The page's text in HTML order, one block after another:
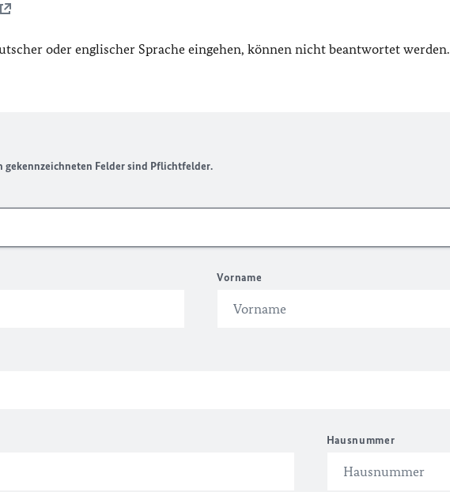
oder englischer Sprache eingehen, können nicht beantwortet werden.
gekennzeichneten Felder sind Pflichtfelder.
Vorname
Hausnummer